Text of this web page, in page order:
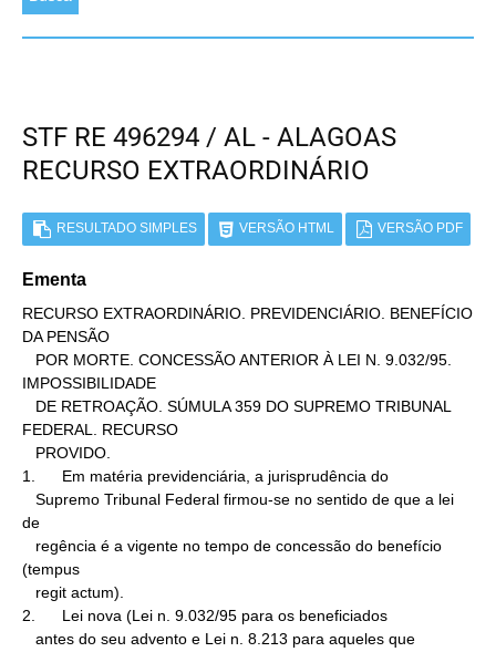
STF RE 496294 / AL - ALAGOAS
RECURSO EXTRAORDINÁRIO
RESULTADO SIMPLES VERSÃO HTML VERSÃO PDF
Ementa
RECURSO EXTRAORDINÁRIO. PREVIDENCIÁRIO. BENEFÍCIO
DA PENSÃO
IMPOSSIBILIDADE
FEDERAL. RECURSO
1.      Em matéria previdenciária, a jurisprudência do
de
(tempus
2.      Lei nova (Lei n. 9.032/95 para os beneficiados